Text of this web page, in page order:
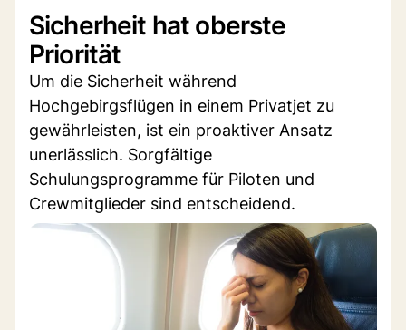
Sicherheit hat oberste
Priorität
Um die Sicherheit während
Hochgebirgsflügen in einem Privatjet zu
gewährleisten, ist ein proaktiver Ansatz
unerlässlich. Sorgfältige
Schulungsprogramme für Piloten und
Crewmitglieder sind entscheidend.